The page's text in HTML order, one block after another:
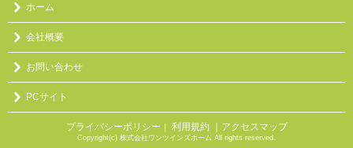
ホーム
会社概要
お問い合わせ
PCサイト
プライバシーポリシー ｜ 利用規約 ｜アクセスマップ
Copyright(c) 株式会社ワンツインズホーム All rights reserved.